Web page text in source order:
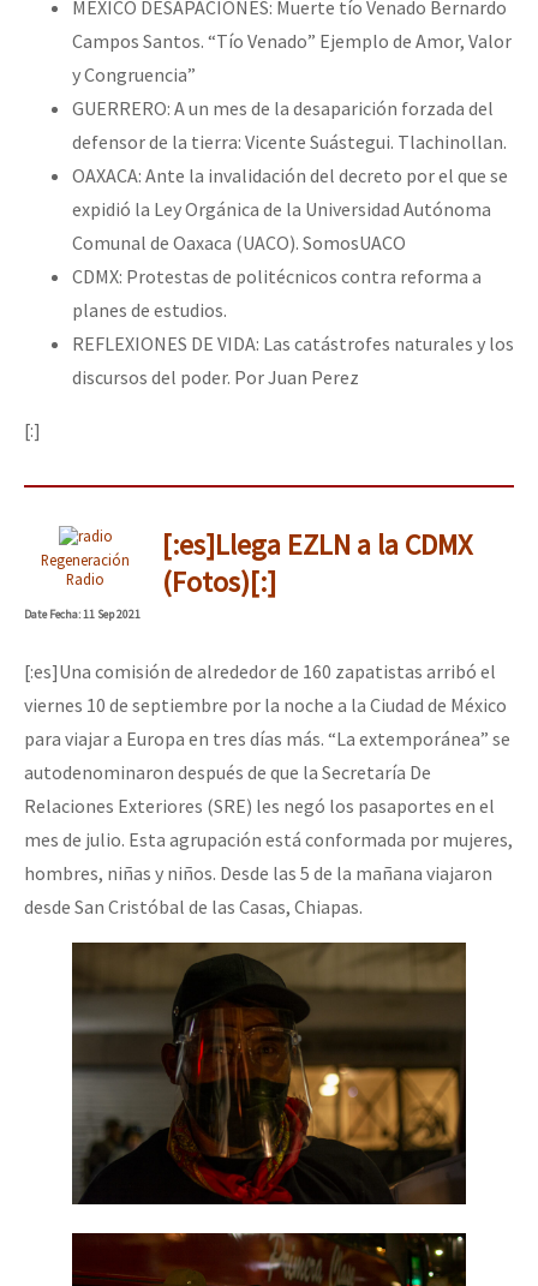
MEXICO DESAPACIONES: Muerte tío Venado Bernardo
Campos Santos. “Tío Venado” Ejemplo de Amor, Valor
y Congruencia”
GUERRERO: A un mes de la desaparición forzada del
defensor de la tierra: Vicente Suástegui. Tlachinollan.
OAXACA: Ante la invalidación del decreto por el que se
expidió la Ley Orgánica de la Universidad Autónoma
Comunal de Oaxaca (UACO). SomosUACO
CDMX: Protestas de politécnicos contra reforma a
planes de estudios.
REFLEXIONES DE VIDA: Las catástrofes naturales y los
discursos del poder. Por Juan Perez
[:]
Regeneración
Radio
[:es]Llega EZLN a la CDMX
(Fotos)[:]
DateFecha: 11 Sep 2021
[:es]Una comisión de alrededor de 160 zapatistas arribó el
viernes 10 de septiembre por la noche a la Ciudad de México
para viajar a Europa en tres días más. “La extemporánea” se
autodenominaron después de que la Secretaría De
Relaciones Exteriores (SRE) les negó los pasaportes en el
mes de julio. Esta agrupación está conformada por mujeres,
hombres, niñas y niños. Desde las 5 de la mañana viajaron
desde San Cristóbal de las Casas, Chiapas.